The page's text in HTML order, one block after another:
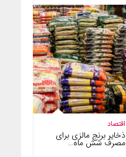
اقتصاد
ذخایر برنج مالزی برای
مصرف شش ماه…